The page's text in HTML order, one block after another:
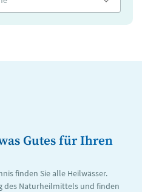
Gutes für Ihren
finden Sie alle Heilwässer.
des Naturheilmittels und finden